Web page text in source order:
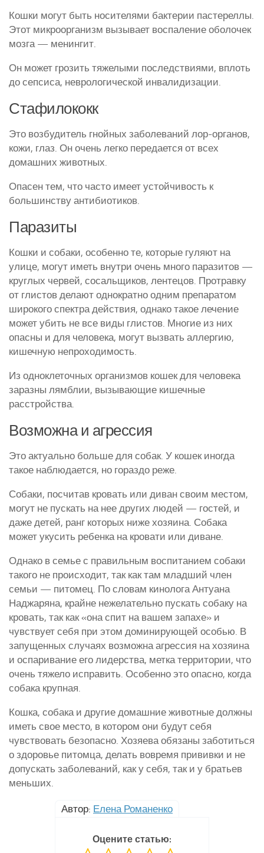
Кошки могут быть носителями бактерии пастереллы.
Этот микроорганизм вызывает воспаление оболочек
мозга — менингит.
Он может грозить тяжелыми последствиями, вплоть
до сепсиса, неврологической инвалидизации.
Стафилококк
Это возбудитель гнойных заболеваний лор-органов,
кожи, глаз. Он очень легко передается от всех
домашних животных.
Опасен тем, что часто имеет устойчивость к
большинству антибиотиков.
Паразиты
Кошки и собаки, особенно те, которые гуляют на
улице, могут иметь внутри очень много паразитов —
круглых червей, сосальщиков, лентецов. Протравку
от глистов делают однократно одним препаратом
широкого спектра действия, однако такое лечение
может убить не все виды глистов. Многие из них
опасны и для человека, могут вызвать аллергию,
кишечную непроходимость.
Из одноклеточных организмов кошек для человека
заразны лямблии, вызывающие кишечные
расстройства.
Возможна и агрессия
Это актуально больше для собак. У кошек иногда
такое наблюдается, но гораздо реже.
Собаки, посчитав кровать или диван своим местом,
могут не пускать на нее других людей — гостей, и
даже детей, ранг которых ниже хозяина. Собака
может укусить ребенка на кровати или диване.
Однако в семье с правильным воспитанием собаки
такого не происходит, так как там младший член
семьи — питомец. По словам кинолога Антуана
Наджаряна, крайне нежелательно пускать собаку на
кровать, так как «она спит на вашем запахе» и
чувствует себя при этом доминирующей особью. В
запущенных случаях возможна агрессия на хозяина
и оспаривание его лидерства, метка территории, что
очень тяжело исправить. Особенно это опасно, когда
собака крупная.
Кошка, собака и другие домашние животные должны
иметь свое место, в котором они будут себя
чувствовать безопасно. Хозяева обязаны заботиться
о здоровье питомца, делать вовремя прививки и не
допускать заболеваний, как у себя, так и у братьев
меньших.
Автор: Елена Романенко
Оцените статью: